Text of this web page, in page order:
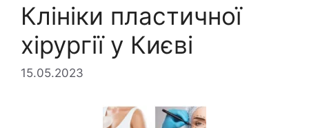
Клініки пластичної
хірургії у Києві
15.05.2023